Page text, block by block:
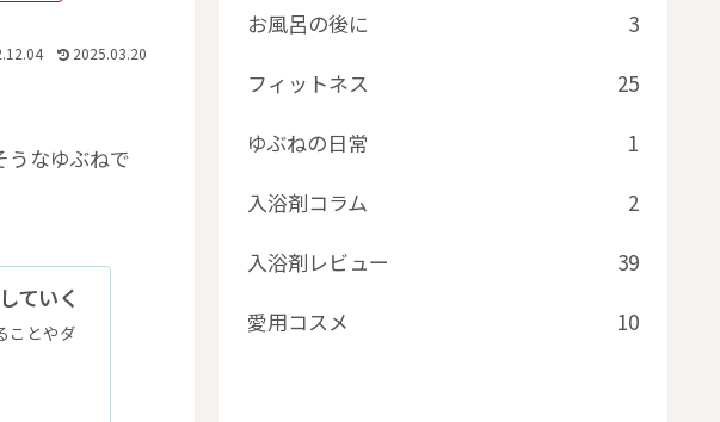
2025.03.20
うなゆぶねで
ていく
ことやダ
お風呂の後に
3
フィットネス
25
ゆぶねの日常
1
入浴剤コラム
2
入浴剤レビュー
39
愛用コスメ
10